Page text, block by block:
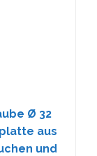
Ø 32
aus
und